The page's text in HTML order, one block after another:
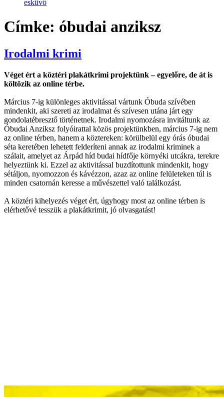
esküvő
Címke: óbudai anziksz
Irodalmi krimi
Véget ért a köztéri plakátkrimi projektünk – egyelőre, de át is
költözik az online térbe.
Március 7-ig különleges aktivitással vártunk Óbuda szívében
mindenkit, aki szereti az irodalmat és szívesen utána járt egy
gondolatébresztő történetnek. Irodalmi nyomozásra invitáltunk az
Óbudai Anziksz folyóirattal közös projektünkben, március 7-ig nem
az online térben, hanem a köztereken: körülbelül egy órás óbudai
séta keretében lehetett felderíteni annak az irodalmi kriminek a
szálait, amelyet az Árpád híd budai hídfője környéki utcákra, terekre
helyeztünk ki. Ezzel az aktivitással buzdítottunk mindenkit, hogy
sétáljon, nyomozzon és kávézzon, azaz az online felületeken túl is
minden csatornán keresse a művészettel való találkozást.
A köztéri kihelyezés véget ért, úgyhogy most az online térben is
elérhetővé tesszük a plakátkrimit, jó olvasgatást!